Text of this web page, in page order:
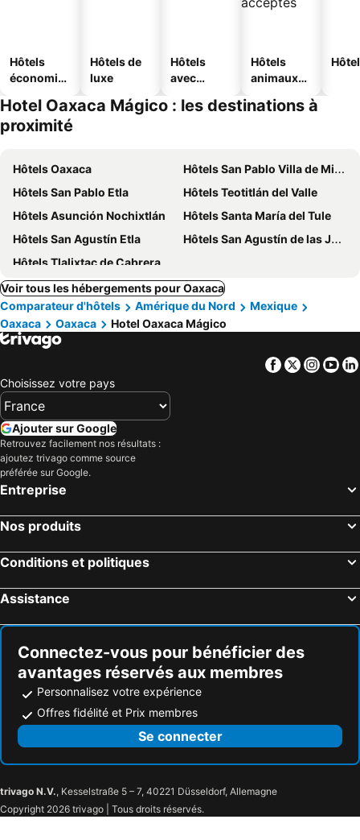
Hôtels
économiq
Hôtels de
luxe
Hôtels
avec
Hôtels
animaux
Hotel Oaxaca Mágico : les destinations à
proximité
Hôtels Oaxaca
Hôtels San Pablo Villa de Mitla
Hôtels San Pablo Etla
Hôtels Teotitlán del Valle
Hôtels Asunción Nochixtlán
Hôtels Santa María del Tule
Hôtels San Agustín Etla
Hôtels San Agustín de las Juntas
Hôtels Tlalixtac de Cabrera
Voir tous les hébergements pour Oaxaca
Comparateur d'hôtels
Amérique du Nord
Mexique
Oaxaca
Oaxaca Hotel Oaxaca Mágico
Facebook
Twitter
Choisissez votre pays
Ajouter sur Google
Retrouvez facilement nos résultats :
ajoutez trivago comme source
préférée sur Google.
Entreprise
Nos produits
Conditions et politiques
Assistance
Connectez-vous pour bénéficier des
avantages réservés aux membres
Personnalisez votre expérience
Offres fidélité et Prix membres
Se connecter
trivago N.V., Kesselstraße 5 – 7, 40221 Düsseldorf, Allemagne
Copyright 2026 trivago | Tous droits réservés.